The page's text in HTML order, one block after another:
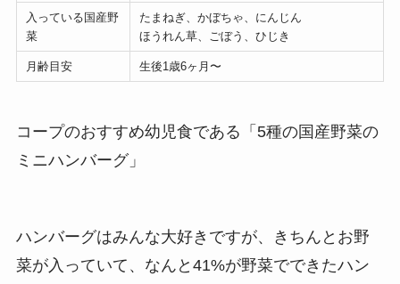
入っている国産野
菜
たまねぎ、かぼちゃ、にんじん
ほうれん草、ごぼう、ひじき
月齢目安 生後1歳6ヶ月〜
コープのおすすめ幼児食である「5種の国産野菜の
ミニハンバーグ」
ハンバーグはみんな大好きですが、きちんとお野
菜が入っていて、なんと41%が野菜でできたハン